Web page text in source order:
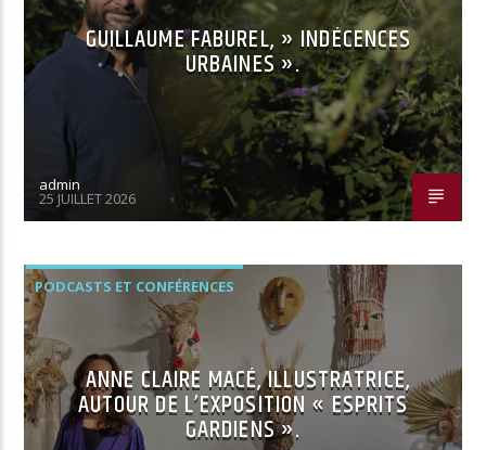
GUILLAUME FABUREL, » INDÉCENCES
URBAINES ».
admin
25 JUILLET 2026
PODCASTS ET CONFÉRENCES
ANNE CLAIRE MACÉ, ILLUSTRATRICE,
AUTOUR DE L’EXPOSITION « ESPRITS
GARDIENS ».